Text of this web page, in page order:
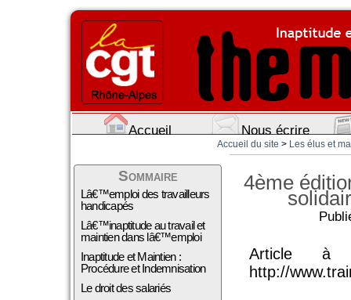
Accueil Nous écrire
Accueil du site > Les élus et
Sommaire
Lâ€™emploi des travailleurs
handicapés
Lâ€™inaptitude au travail et
maintien dans lâ€™emploi
Inaptitude et Maintien :
Procédure et Indemnisation
Le droit des salariés
4ème
Article à
http://